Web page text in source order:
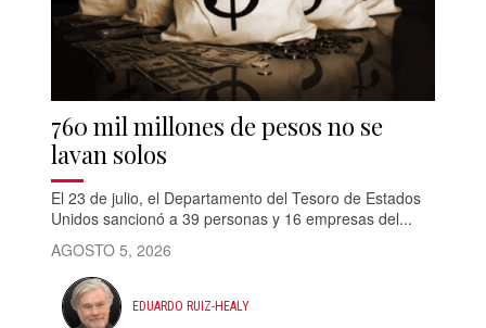
760 mil millones de pesos no se
lavan solos
El 23 de julio, el Departamento del Tesoro de Estados
Unidos sancionó a 39 personas y 16 empresas del...
AGOSTO 5, 2026
EDUARDO RUIZ-HEALY